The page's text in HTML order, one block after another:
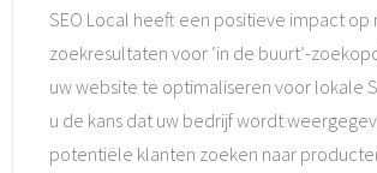
SEO Local heeft een positieve impact
zoekresultaten voor ‘in de buurt’-
uw website te optimaliseren voor lokale
u de kans dat uw bedrijf wordt
potentiële klanten zoeken naar